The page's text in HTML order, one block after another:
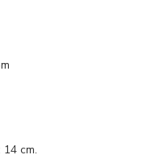
cm.